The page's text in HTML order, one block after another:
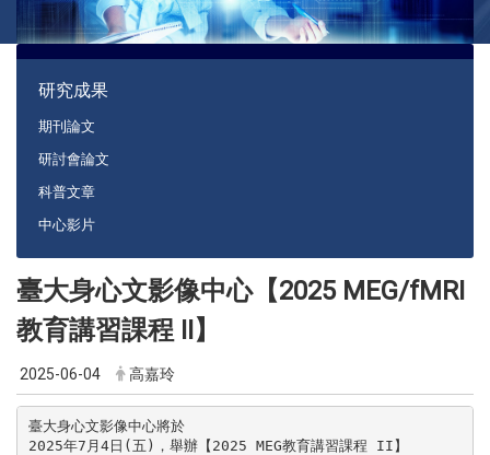
研究成果
期刊論文
研討會論文
科普文章
中心影片
臺大身心文影像中心【2025 MEG/fMRI
教育講習課程 II】
2025-06-04 高嘉玲
臺大身心文影像中心將於
2025年7月4日(五)，舉辦【2025 MEG教育講習課程 II】